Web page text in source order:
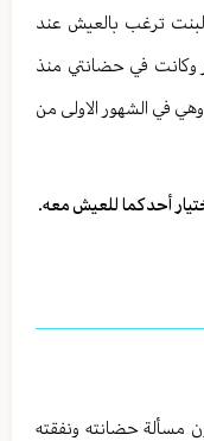
ترغب بالعيش عند
وكانت في حضانتي منذ
في الشهور الاولى من
أحدكما للعيش معه.
مسألة حضانته ونفقته